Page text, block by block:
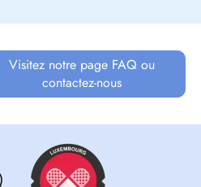
Visitez notre page FAQ ou
contactez-nous